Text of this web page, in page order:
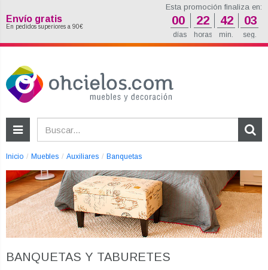
Inicio Muebles Auxiliares Banquetas
BANQUETAS Y TABURETES
Envío gratis
En pedidos superiores a 90€
Esta promoción finaliza en:
00 22 42 02
días horas min. seg.